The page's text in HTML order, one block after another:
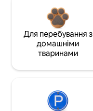
Для перебування з
домашніми
тваринами